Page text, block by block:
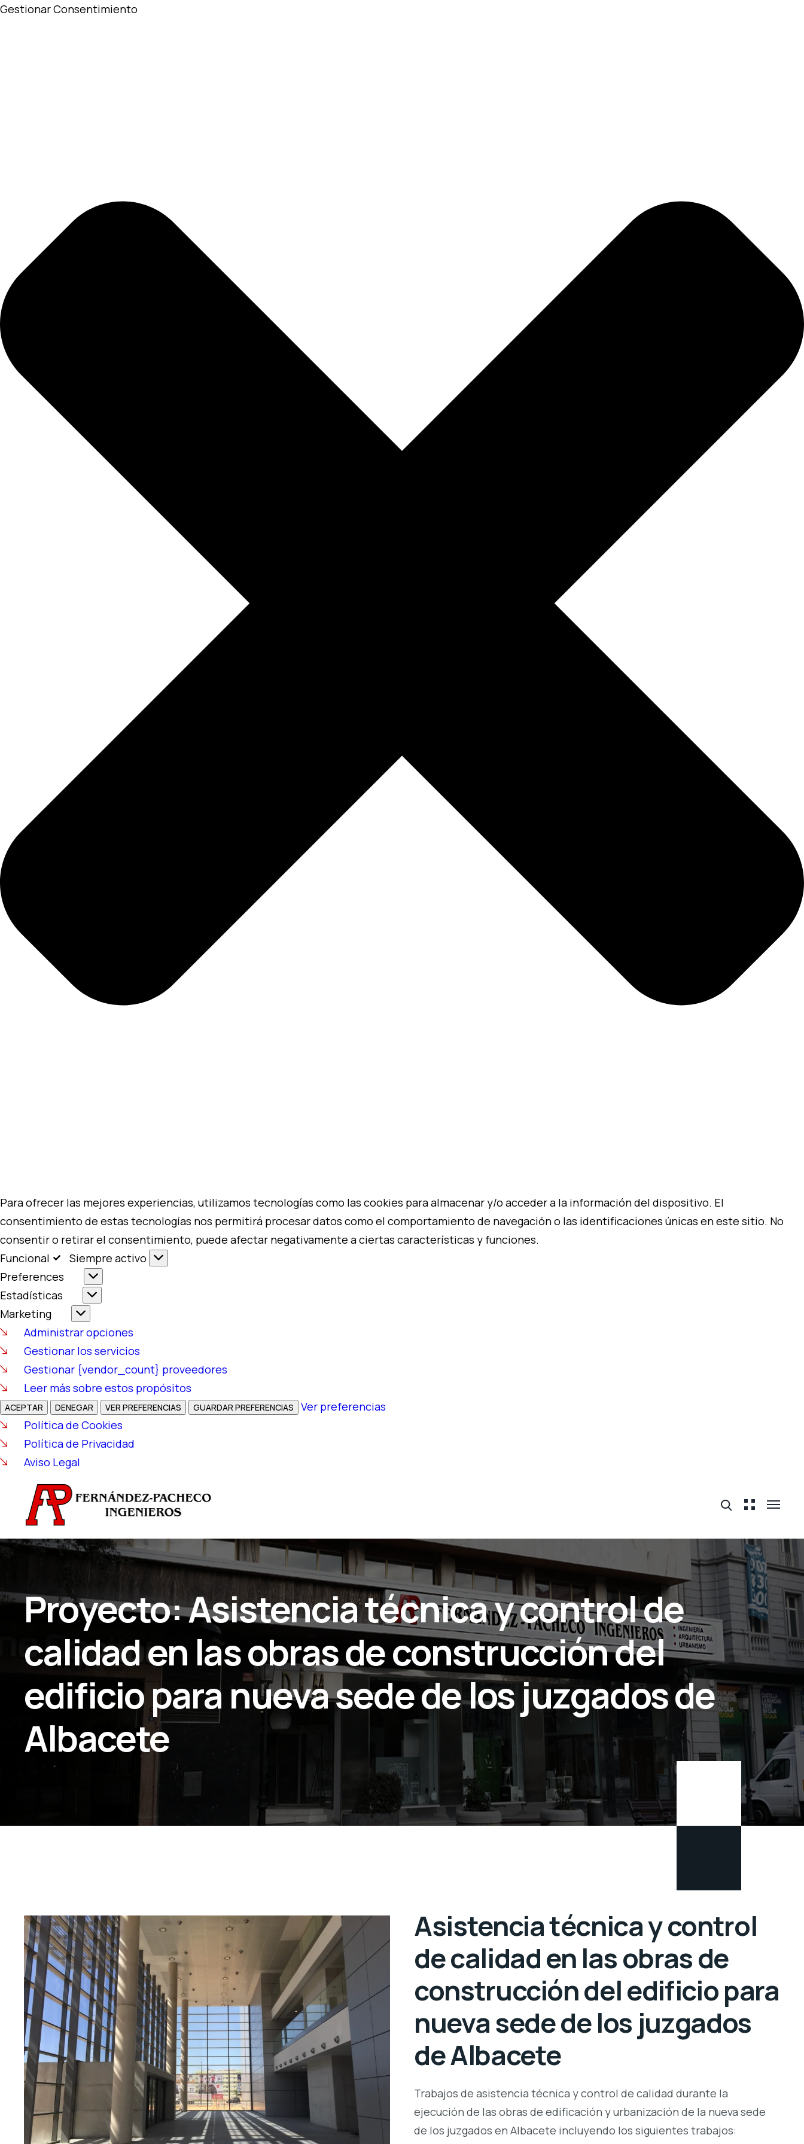
Gestionar Consentimiento
Para ofrecer las mejores experiencias, utilizamos tecnologías como las cookies para almacenar y/o acceder a la información del dispositivo. El
consentimiento de estas tecnologías nos permitirá procesar datos como el comportamiento de navegación o las identificaciones únicas en este sitio. No
consentir o retirar el consentimiento, puede afectar negativamente a ciertas características y funciones.
Funcional
Funcional
Siempre activo
Preferences
Preferences
Estadísticas
Estadísticas
Marketing
Marketing
Administrar opciones
Gestionar los servicios
Gestionar {vendor_count} proveedores
Leer más sobre estos propósitos
ACEPTAR DENEGAR VER PREFERENCIAS GUARDAR PREFERENCIAS
Ver preferencias
Política de Cookies
Política de Privacidad
Aviso Legal
Proyecto: Asistencia técnica y control de
calidad en las obras de construcción del
edificio para nueva sede de los juzgados de
Albacete
Asistencia técnica y control
de calidad en las obras de
construcción del edificio para
nueva sede de los juzgados
de Albacete
Trabajos de asistencia técnica y control de calidad durante la
ejecución de las obras de edificación y urbanización de la nueva sede
de los juzgados en Albacete incluyendo los siguientes trabajos: